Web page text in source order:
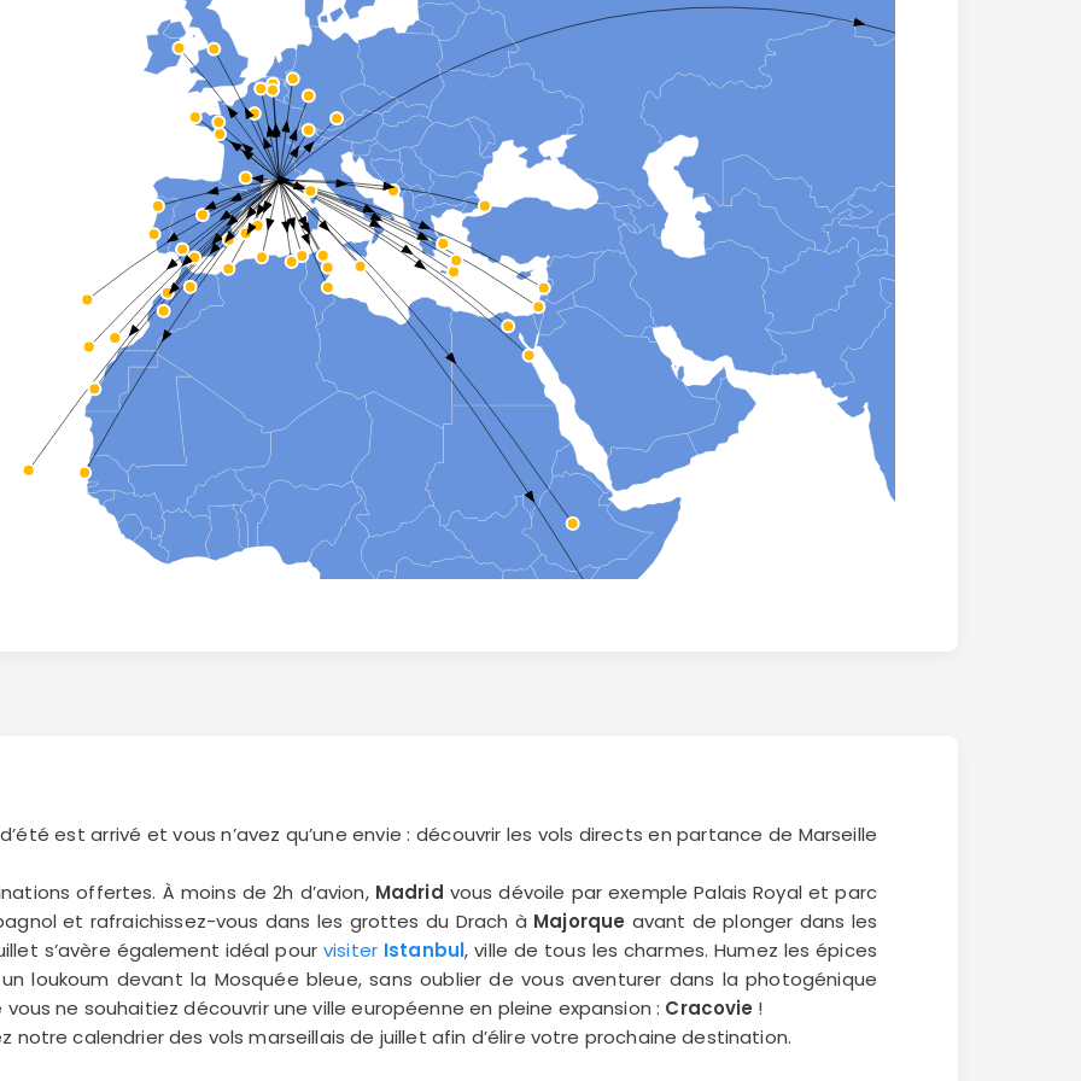
est arrivé et vous n’avez qu’une envie : découvrir les vols directs en partance de Marseille
offertes. À moins de 2h d’avion, Madrid vous dévoile par exemple Palais Royal et parc
et rafraichissez-vous dans les grottes du Drach à Majorque avant de plonger dans les
s’avère également idéal pourvisiter Istanbul, ville de tous les charmes. Humez les épices
loukoum devant la Mosquée bleue, sans oublier de vous aventurer dans la photogénique
ne souhaitiez découvrir une ville européenne en pleine expansion : Cracovie !
notre calendrier des vols marseillais de juillet afin d’élire votre prochaine destination.